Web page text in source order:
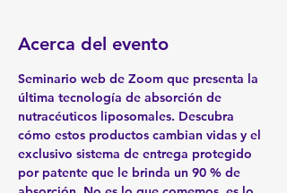
Acerca del evento
Seminario web de Zoom que presenta la
última tecnología de absorción de
nutracéuticos liposomales. Descubra
cómo estos productos cambian vidas y el
exclusivo sistema de entrega protegido
por patente que le brinda un 90 % de